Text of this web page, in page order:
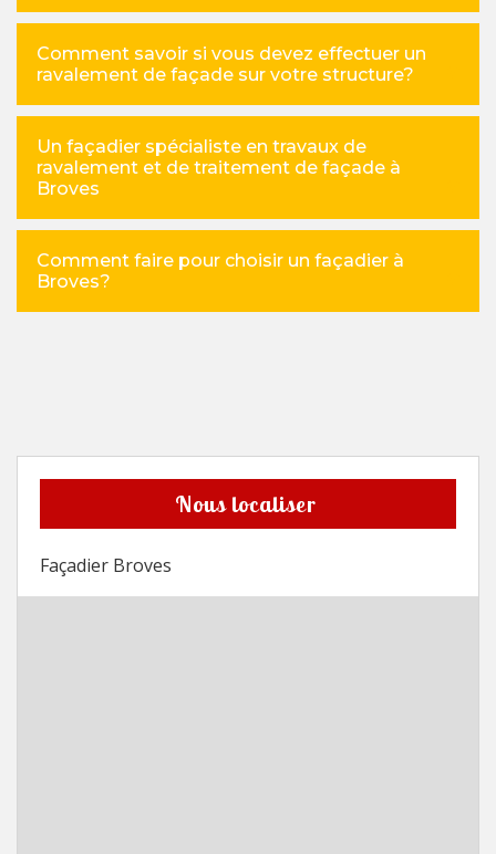
Comment savoir si vous devez effectuer un
ravalement de façade sur votre structure?
Un façadier spécialiste en travaux de
ravalement et de traitement de façade à
Broves
Comment faire pour choisir un façadier à
Broves?
Nous localiser
Façadier Broves